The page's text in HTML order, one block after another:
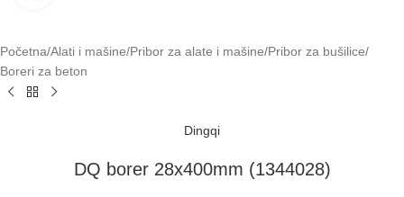
Početna/Alati i mašine/Pribor za alate i mašine/Pribor za bušilice/
Boreri za beton
Dingqi
DQ borer 28x400mm (1344028)